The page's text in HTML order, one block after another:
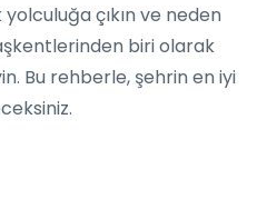
çıkın ve neden
biri olarak
Bu rehberle, şehrin en iyi